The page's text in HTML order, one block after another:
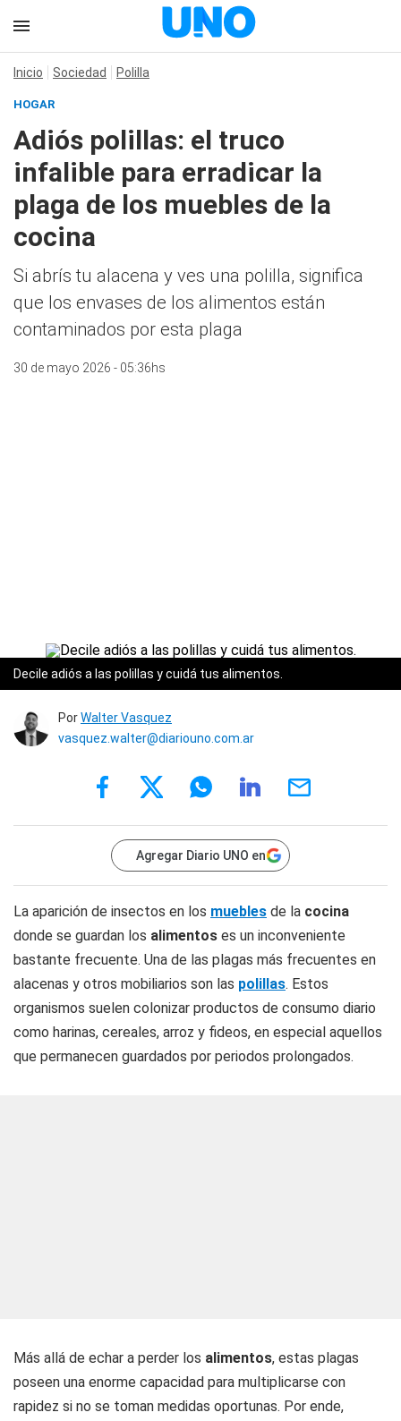
Inicio Sociedad Polilla
HOGAR
Adiós polillas: el truco
infalible para erradicar la
plaga de los muebles de la
cocina
Si abrís tu alacena y ves una polilla, significa
que los envases de los alimentos están
contaminados por esta plaga
30 de mayo 2026 - 05:36hs
Decile adiós a las polillas y cuidá tus alimentos.
PorWalter Vasquez
vasquez.walter@diariouno.com.ar
Agregar Diario UNO en
La aparición de insectos en los muebles de la cocina
donde se guardan los alimentos es un inconveniente
bastante frecuente. Una de las plagas más frecuentes en
alacenas y otros mobiliarios son las polillas. Estos
organismos suelen colonizar productos de consumo diario
como harinas, cereales, arroz y fideos, en especial aquellos
que permanecen guardados por periodos prolongados.
Más allá de echar a perder los alimentos, estas plagas
poseen una enorme capacidad para multiplicarse con
rapidez si no se toman medidas oportunas. Por ende,